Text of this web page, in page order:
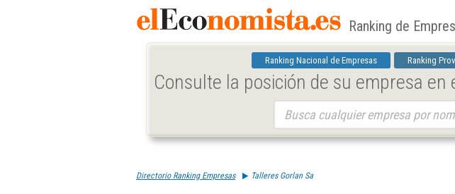
Ranking de
Ranking Nacional de Empresas Ranking
Consulte la posición de su empresa
Directorio Ranking Empresas Talleres Gorlan Sa